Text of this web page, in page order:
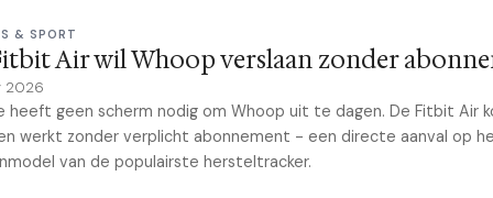
& SPORT
Air wil Whoop verslaan zonder
2026
heeft geen scherm nodig om Whoop uit te dagen. De Fitbit Air
werkt zonder verplicht abonnement - een directe aanval op
van de populairste hersteltracker.